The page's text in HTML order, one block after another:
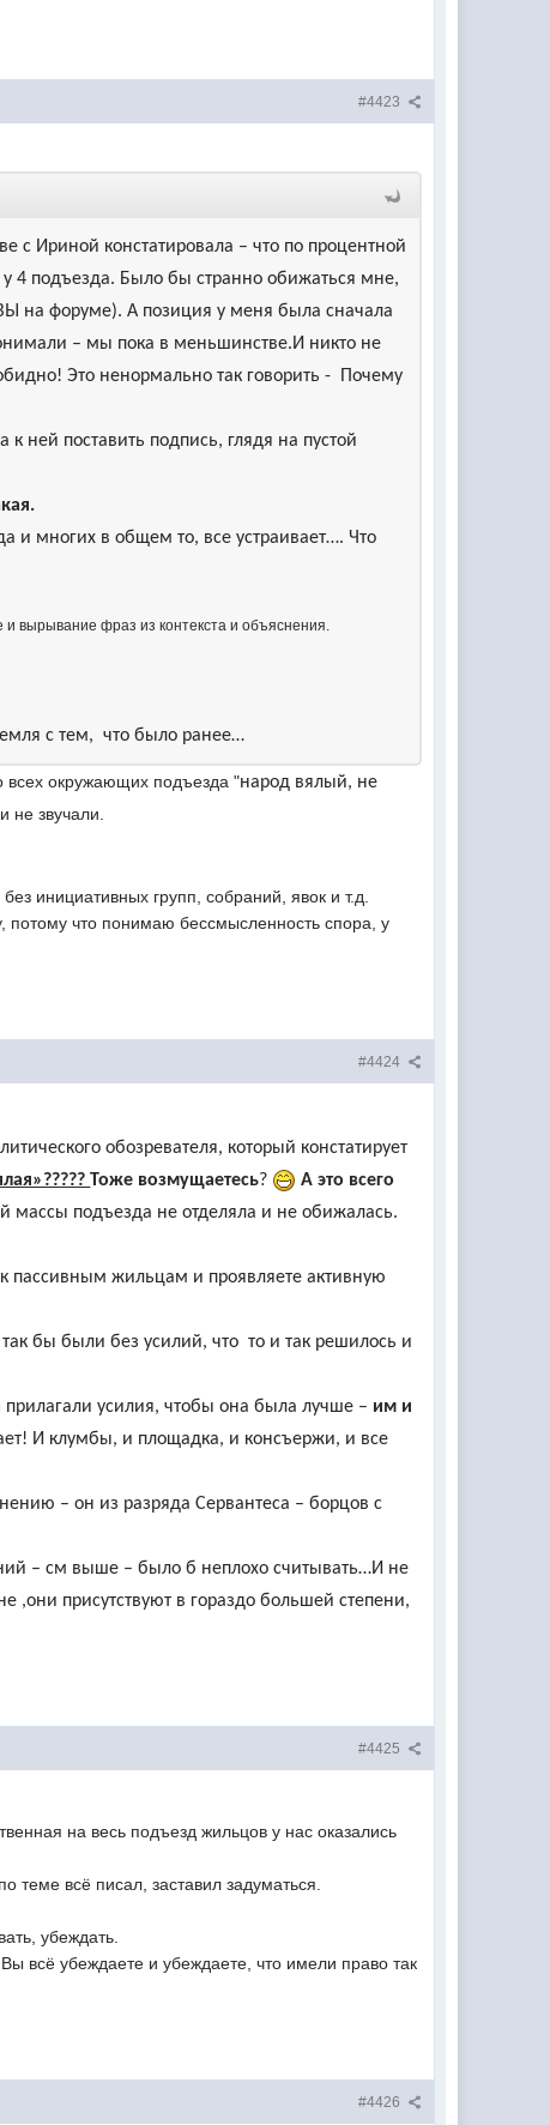
#4423
с Ириной констатировала – что по процентной
4 подъезда. Было бы странно обижаться мне,
на форуме). А позиция у меня была сначала
– мы пока в меньшинстве.И никто не
Это ненормально так говорить - Почему
ней поставить подпись, глядя на пустой
и многих в общем то, все устраивает…. Что
и вырывание фраз из контекста и объяснения.
с тем, что было ранее…
окружающих подъезда "народ вялый, не
не звучали.
инициативных групп, собраний, явок и т.д.
что понимаю бессмысленность спора, у
#4424
обозревателя, который констатирует
Тоже возмущаетесь?
А это всего
подъезда не отделяла и не обижалась.
пассивным жильцам и проявляете активную
бы были без усилий, что то и так решилось и
усилия, чтобы она была лучше – им и
И клумбы, и площадка, и консъержи, и все
– он из разряда Сервантеса – борцов с
– см выше – было б неплохо считывать…И не
,они присутствуют в гораздо большей степени,
#4425
на весь подъезд жильцов у нас оказались
всё писал, заставил задуматься.
убеждать.
всё убеждаете и убеждаете, что имели право так
#4426